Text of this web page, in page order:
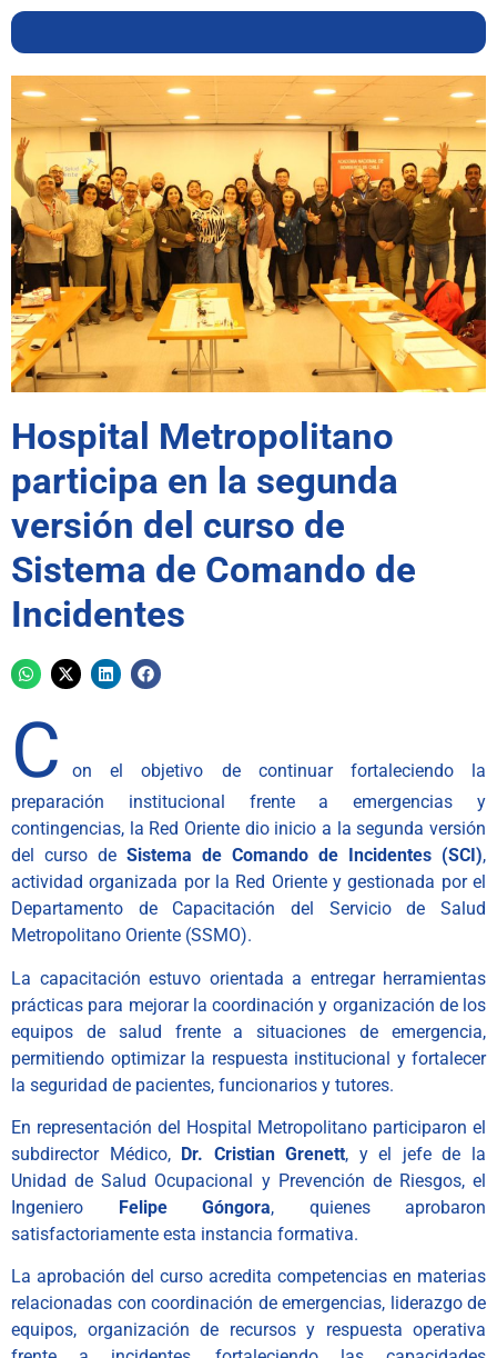
Hospital Metropolitano
participa en la segunda
versión del curso de
Sistema de Comando de
Incidentes
C
on el objetivo de continuar fortaleciendo la
preparación institucional frente a emergencias y
contingencias, la Red Oriente dio inicio a la segunda versión
del curso de Sistema de Comando de Incidentes (SCI),
actividad organizada por la Red Oriente y gestionada por el
Departamento de Capacitación del Servicio de Salud
Metropolitano Oriente (SSMO).
La capacitación estuvo orientada a entregar herramientas
prácticas para mejorar la coordinación y organización de los
equipos de salud frente a situaciones de emergencia,
permitiendo optimizar la respuesta institucional y fortalecer
la seguridad de pacientes, funcionarios y tutores.
En representación del Hospital Metropolitano participaron el
subdirector Médico, Dr. Cristian Grenett, y el jefe de la
Unidad de Salud Ocupacional y Prevención de Riesgos, el
Ingeniero Felipe Góngora, quienes aprobaron
satisfactoriamente esta instancia formativa.
La aprobación del curso acredita competencias en materias
relacionadas con coordinación de emergencias, liderazgo de
equipos, organización de recursos y respuesta operativa